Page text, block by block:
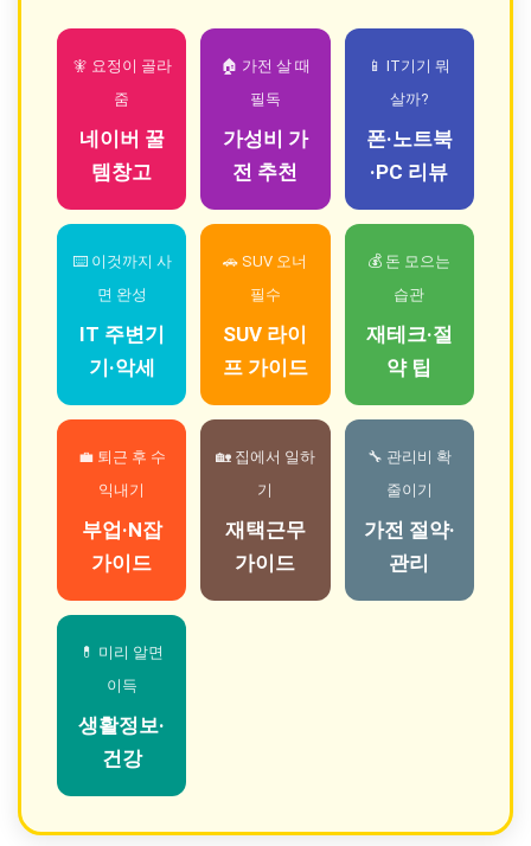
🧚 요정이 골라
줌
네이버 꿀
템창고
🏠 가전 살 때
필독
가성비 가
전 추천
📱 IT기기 뭐
살까?
폰·노트북
·PC 리뷰
⌨️ 이것까지 사
면 완성
IT 주변기
기·악세
🚗 SUV 오너
필수
SUV 라이
프 가이드
💰 돈 모으는
습관
재테크·절
약 팁
💼 퇴근 후 수
익내기
부업·N잡
가이드
🏡 집에서 일하
기
재택근무
가이드
🔧 관리비 확
줄이기
가전 절약·
관리
💊 미리 알면
이득
생활정보·
건강